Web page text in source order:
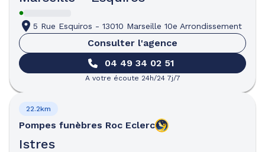
5 Rue Esquiros - 13010 Marseille 10e Arrondissement
Consulter l'agence
04 49 34 02 51
A votre écoute 24h/24 7j/7
Pompes funèbres Roc Eclerc
Istres
22.2km